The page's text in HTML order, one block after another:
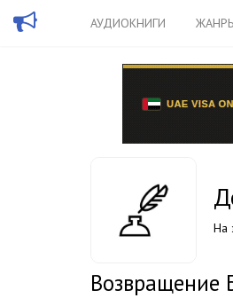
АУДИОКНИГИ
На
Возвращение